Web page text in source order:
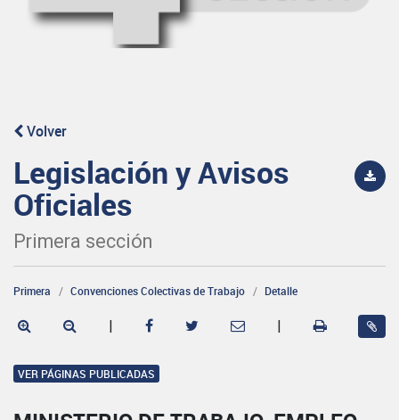
Volver
Legislación y Avisos
Oficiales
Primera sección
Primera Convenciones Colectivas de Trabajo Detalle
| |
VER PÁGINAS PUBLICADAS